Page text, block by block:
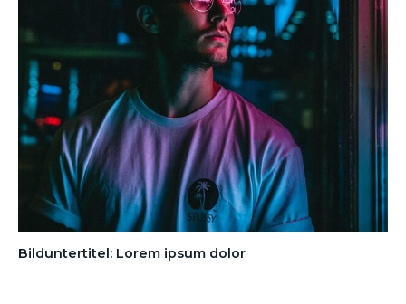
Bilduntertitel: Lorem ipsum dolor